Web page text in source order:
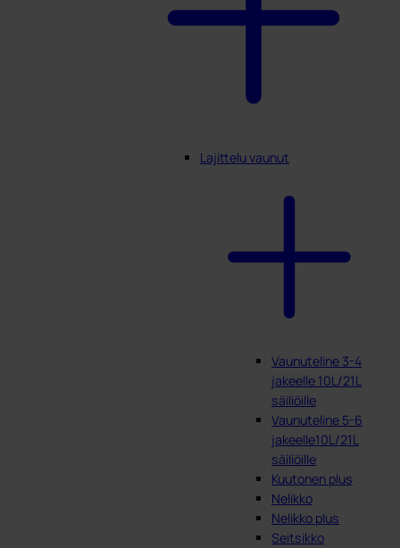
Lajittelu vaunut
Vaunuteline 3-4
jakeelle 10L/21L
säiliöille
Vaunuteline 5-6
jakeelle10L/21L
säiliöille
Kuutonen plus
Nelikko
Nelikko plus
Seitsikko